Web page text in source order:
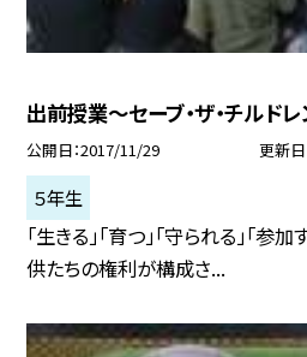
出前授業〜セーブ・ザ・チルド
公開日 2017/11/29 更新日
５年生
「生きる」「育つ」「守られる」「参
供たちの権利が構成さ...